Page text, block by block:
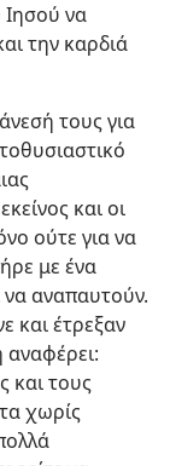
Ιησού να
την καρδιά
τους για
και οι
ούτε για να
με ένα
να αναπαυτούν.
και έτρεξαν
και τους
χωρίς